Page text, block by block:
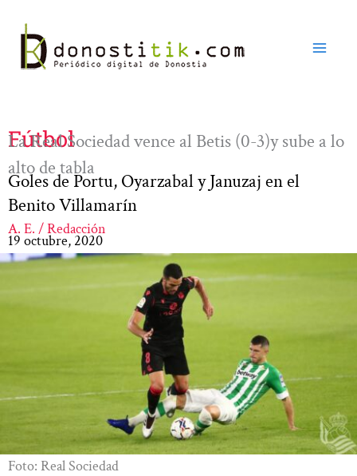
contenido
Fútbol
La Real Sociedad vence al Betis (0-3)y sube a lo
alto de tabla
Goles de Portu, Oyarzabal y Januzaj en el
Benito Villamarín
A. E. / Redacción
19 octubre, 2020
Foto: Real Sociedad